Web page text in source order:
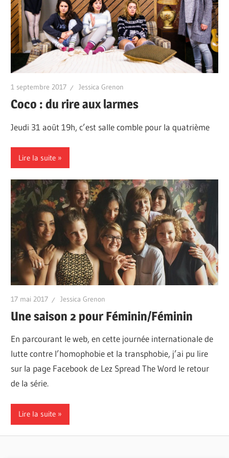
1 septembre 2017 Jessica Grenon
Coco : du rire aux larmes
Jeudi 31 août 19h, c’est salle comble pour la quatrième
Lire la suite
17 mai 2017 Jessica Grenon
Une saison 2 pour Féminin/Féminin
En parcourant le web, en cette journée internationale de
lutte contre l’homophobie et la transphobie, j’ai pu lire
sur la page Facebook de Lez Spread The Word le retour
de la série.
Lire la suite